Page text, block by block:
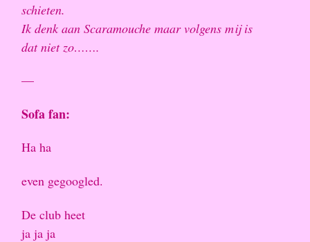
schieten.
Ik denk aan Scaramouche maar volgens mij is
dat niet zo…….
—
Sofa fan:
Ha ha
even gegoogled.
De club heet
ja ja ja